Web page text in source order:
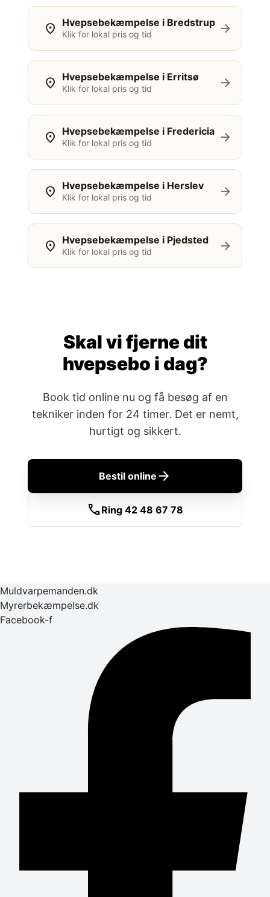
location_on Hvepsebekæmpelse i Bredstrup
Klik for lokal pris og tid arrow_forward
location_on Hvepsebekæmpelse i Erritsø
Klik for lokal pris og tid arrow_forward
location_on Hvepsebekæmpelse i Fredericia
Klik for lokal pris og tid arrow_forward
location_on Hvepsebekæmpelse i Herslev
Klik for lokal pris og tid arrow_forward
location_on Hvepsebekæmpelse i Pjedsted
Klik for lokal pris og tid arrow_forward
Skal vi fjerne dit
hvepsebo i dag?
Book tid online nu og få besøg af en
tekniker inden for 24 timer. Det er nemt,
hurtigt og sikkert.
Bestil online arrow_forward
callRing 42 48 67 78
Muldvarpemanden.dk
Myrerbekæmpelse.dk
Facebook-f